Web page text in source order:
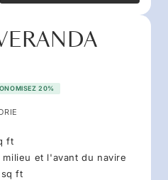
20%
ft
et l'avant du navire
sq ft